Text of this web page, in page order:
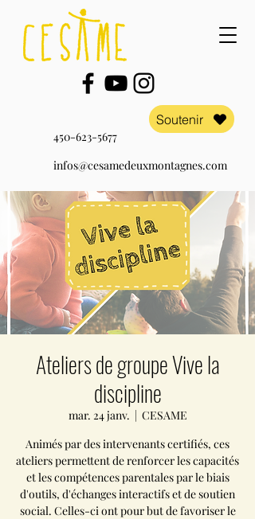
Soutenir
450-623-5677
infos@cesamedeuxmontagnes.com
Ateliers de groupe Vive la
discipline
mar. 24 janv.
  |
CESAME
Animés par des intervenants certifiés, ces
ateliers permettent de renforcer les capacités
et les compétences parentales par le biais
d'outils, d'échanges interactifs et de soutien
social. Celles-ci ont pour but de favoriser le